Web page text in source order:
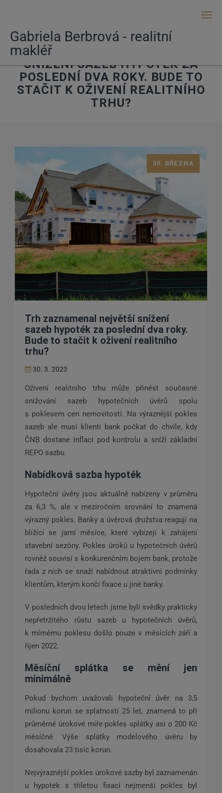
Gabriela Berbrová - realitní
makléř
TRH ZAZNAMENAL NEJVĚTŠÍ
SNÍŽENÍ SAZEB HYPOTÉK ZA
POSLEDNÍ DVA ROKY. BUDE TO
STAČIT K OŽIVENÍ REALITNÍHO
TRHU?
Trh zaznamenal největší snížení
sazeb hypoték za poslední dva roky.
Bude to stačit k oživení realitního
trhu?
30. 3. 2023
30. BŘEZNA
Oživení realitního trhu může přinést současné
snižování sazeb hypotečních úvěrů spolu
s poklesem cen nemovitostí. Na výraznější pokles
sazeb ale musí klienti bank počkat do chvíle, kdy
ČNB dostane inflaci pod kontrolu a sníží základní
REPO sazbu.
Nabídková sazba hypoték
Hypoteční úvěry jsou aktuálně nabízeny v průměru
za 6,3 %, ale v meziročním srovnání to znamená
výrazný pokles. Banky a úvěrová družstva reagují na
blížící se jarní měsíce, které vybízejí k zahájení
stavební sezóny. Pokles úroků u hypotečních úvěrů
rovněž souvisí s konkurenčním bojem bank, protože
řada z nich se snaží nabídnout atraktivní podmínky
klientům, kterým končí fixace u jiné banky.
V posledních dvou letech jsme byli svědky prakticky
nepřetržitého růstu sazeb u hypotečních úvěrů,
k mírnému poklesu došlo pouze v měsících září a
říjen 2022.
Měsíční splátka se mění jen
minimálně
Pokud bychom uvažovali hypoteční úvěr na 3,5
milionu korun se splatností 25 let, znamená to při
průměrné úrokové míře pokles splátky asi o 200 Kč
měsíčně. Výše splátky modelového úvěru by
dosahovala 23 tisíc korun.
Nejvýraznější pokles úrokové sazby byl zaznamenán
u hypoték s tříletou fixací nejmenší pokles byl